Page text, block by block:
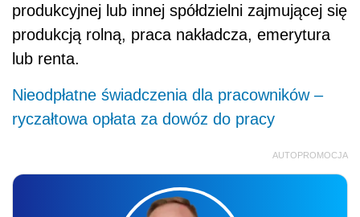
produkcyjnej lub innej spółdzielni zajmującej się
produkcją rolną, praca nakładcza, emerytura
lub renta.
Nieodpłatne świadczenia dla pracowników –
ryczałtowa opłata za dowóz do pracy
AUTOPROMOCJA